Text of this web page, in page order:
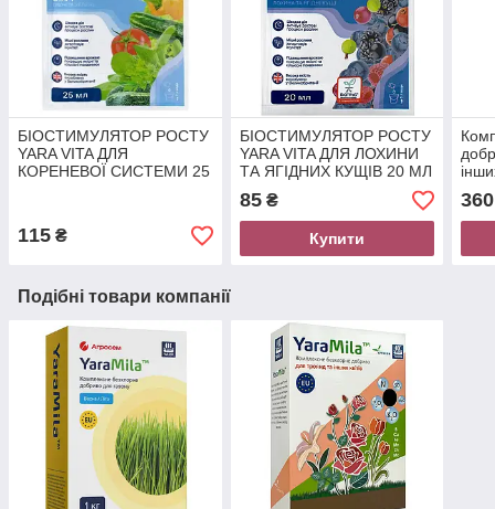
БІОСТИМУЛЯТОР РОСТУ
YARA VITA ДЛЯ
КОРЕНЕВОЇ СИСТЕМИ 25
115 ₴
БІОСТИМУЛЯТОР РОСТУ
YARA VITA ДЛЯ ЛОХИНИ
ТА ЯГІДНИХ КУЩІВ 20 МЛ
85₴
Купити
360
Подібні товари компанії